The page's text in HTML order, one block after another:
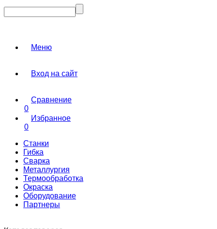
Меню
Вход на сайт
Сравнение
0
Избранное
0
Станки
Гибка
Сварка
Металлургия
Термообработка
Окраска
Оборудование
Партнеры